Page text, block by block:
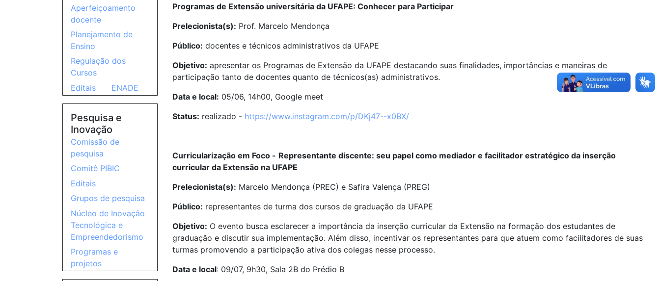
Programas de Extensão universitária da UFAPE: Conhecer para Participar
Prelecionista(s): Prof. Marcelo Mendonça
Público: docentes e técnicos administrativos da UFAPE
Objetivo: apresentar os Programas de Extensão da UFAPE destacando suas finalidades, importâncias e maneiras de
participação tanto de docentes quanto de técnicos(as) administrativos.
Data e local: 05/06, 14h00, Google meet
Status: realizado - https://www.instagram.com/p/DKj47--x0BX/
Curricularização em Foco - Representante discente: seu papel como mediador e facilitador estratégico da inserção
curricular da Extensão na UFAPE
Prelecionista(s): Marcelo Mendonça (PREC) e Safira Valença (PREG)
Público: representantes de turma dos cursos de graduação da UFAPE
Objetivo: O evento busca esclarecer a importância da inserção curricular da Extensão na formação dos estudantes de
graduação e discutir sua implementação. Além disso, incentivar os representantes para que atuem como facilitadores de suas
turmas promovendo a participação ativa dos colegas nesse processo.
Data e local: 09/07, 9h30, Sala 2B do Prédio B
Aperfeiçoamento
docente
Planejamento de
Ensino
Regulação dos
Cursos
Editais
ENADE
Pesquisa e
Inovação
Comissão de
pesquisa
Comitê PIBIC
Editais
Grupos de pesquisa
Núcleo de Inovação
Tecnológica e
Empreendedorismo
Programas e
projetos